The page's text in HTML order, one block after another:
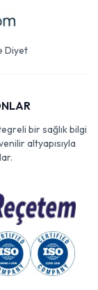
Diyet
bir sağlık bilgi
altyapısıyla